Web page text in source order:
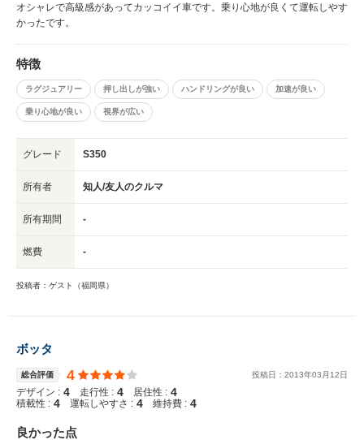
オシャレで高級感があってカッコイイ車です。乗り心地が良くて運転しやす
かったです。
特徴
ラグジュアリー 押し出しが強い ハンドリングが良い 加速が良い
乗り心地が良い 視界が広い
グレード S350
所有者 知人/友人のクルマ
所有期間 -
燃費 -
投稿者：ゲスト（福岡県）
ボッタ
総合評価 4 投稿日： 2013年03 月 12日
デザイン : 4 走行性 : 4 居住性 : 4
積載性 : 4 運転しやすさ : 4 維持費 : 4
良かった点